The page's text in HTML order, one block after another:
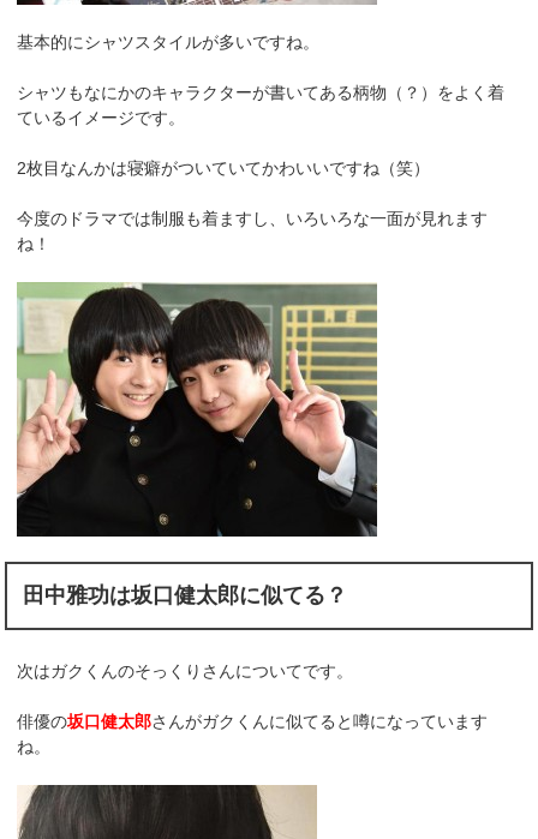
基本的にシャツスタイルが多いですね。
シャツもなにかのキャラクターが書いてある柄物（？）をよく着
ているイメージです。
2枚目なんかは寝癖がついていてかわいいですね（笑）
今度のドラマでは制服も着ますし、いろいろな一面が見れます
ね！
田中雅功は坂口健太郎に似てる？
次はガクくんのそっくりさんについてです。
俳優の坂口健太郎さんがガクくんに似てると噂になっています
ね。